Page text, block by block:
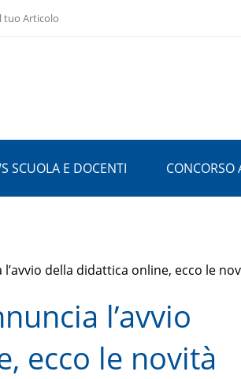
tuo Articolo
SCUOLA E DOCENTI CONCORSO
della didattica online, ecco le
l’avvio
ecco le novità